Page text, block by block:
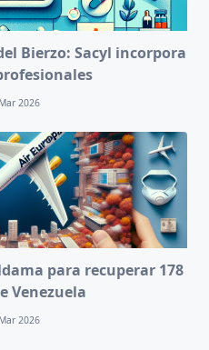
Bierzo: Sacyl incorpora
2026
para recuperar 178
Venezuela
2026